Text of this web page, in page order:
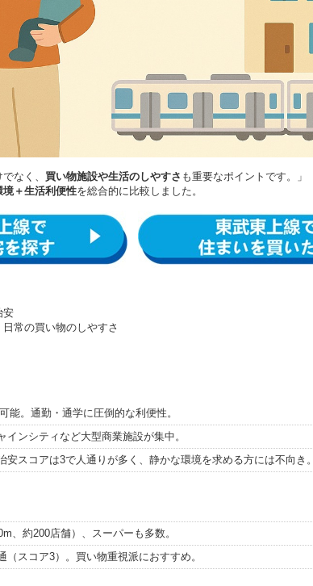
なく、 買い物施設や生活のしやすさ も重要なポイントです。」
境＋生活利便性を総合的に比較しました。
安
常の買い物のしやすさ
能。通勤・通学に圧倒的な利便性。
インシティなど大型商業施設が集中。
安スコアは3で人通りが多く、静かな環境を求める方には不向き
、約200店舗）、スーパーも多数。
スコア3）。買い物重視派におすすめ。